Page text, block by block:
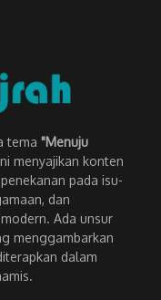
tema "Menuju
menyajikan konten
pada isu-
dan
Ada unsur
menggambarkan
dalam